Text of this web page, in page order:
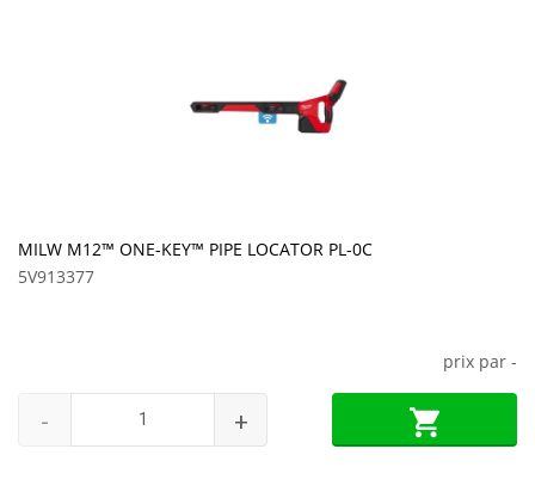
MILW M12™ ONE-KEY™ PIPE LOCATOR PL-0C
5V913377
prix par -
- +